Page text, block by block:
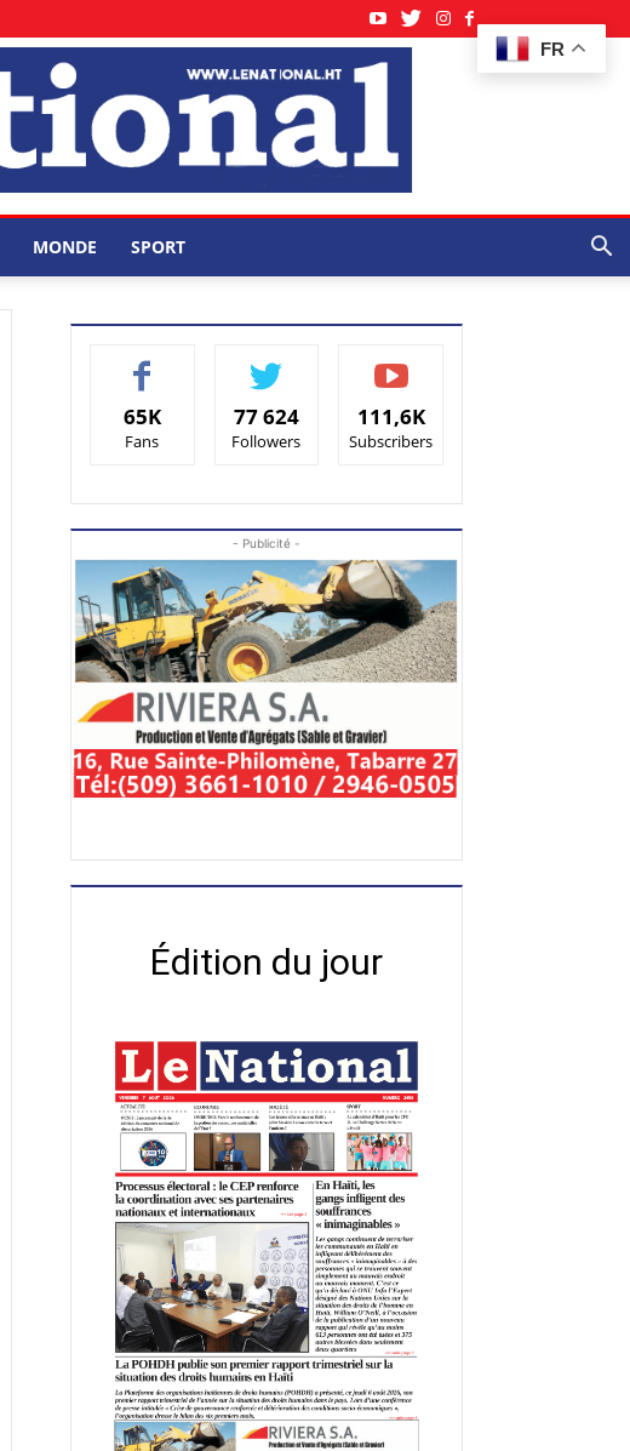
FR
MONDE SPORT
65K
Fans
77 624
Followers
111,6K
Subscribers
- Publicité -
Édition du jour